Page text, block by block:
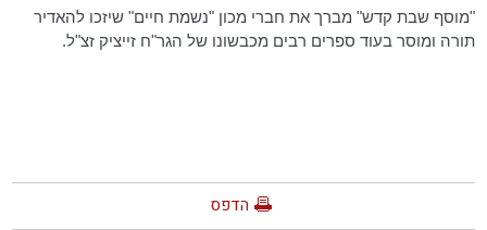
"מוסף שבת קדש" מברך את חברי מכון "נשמת חיים" שיזכו להאדיר
תורה ומוסר בעוד ספרים רבים מכבשונו של הגר"ח זייציק זצ"ל.
הדפס